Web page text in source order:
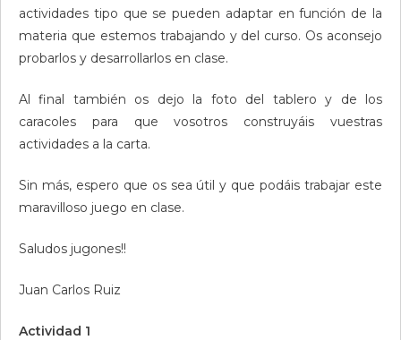
actividades tipo que se pueden adaptar en función de la
materia que estemos trabajando y del curso. Os aconsejo
probarlos y desarrollarlos en clase.
Al final también os dejo la foto del tablero y de los
caracoles para que vosotros construyáis vuestras
actividades a la carta.
Sin más, espero que os sea útil y que podáis trabajar este
maravilloso juego en clase.
Saludos jugones!!
Juan Carlos Ruiz
Actividad 1